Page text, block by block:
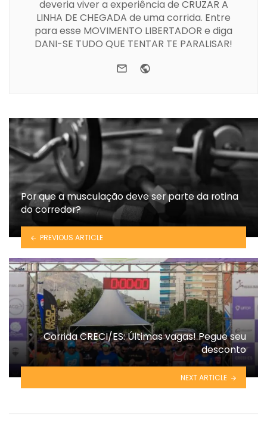
deveria viver a experiência de CRUZAR A
LINHA DE CHEGADA de uma corrida. Entre
para esse MOVIMENTO LIBERTADOR e diga
DANI-SE TUDO QUE TENTAR TE PARALISAR!
e-mail
Por que a musculação deve ser parte da rotina
do corredor?
PREVIOUS ARTICLE
Corrida CRECI/ES: Últimas vagas! Pegue seu
desconto
NEXT ARTICLE